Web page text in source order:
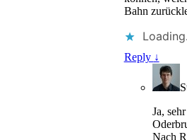
Bahn
Reply ↓
Ja,
Nach